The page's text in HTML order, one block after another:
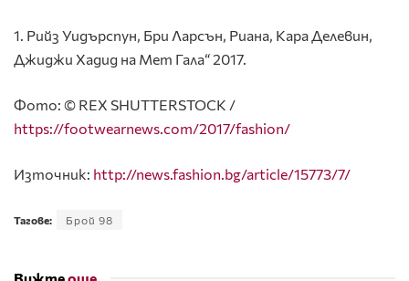
1. Рийз Уидърспун, Бри Ларсън, Риана, Кара Делевин,
Джиджи Хадид на Мет Гала“ 2017.
Фото: © REX SHUTTERSTOCK /
https://footwearnews.com/2017/fashion/
Източник: http://news.fashion.bg/article/15773/7/
Тагове: Брой 98